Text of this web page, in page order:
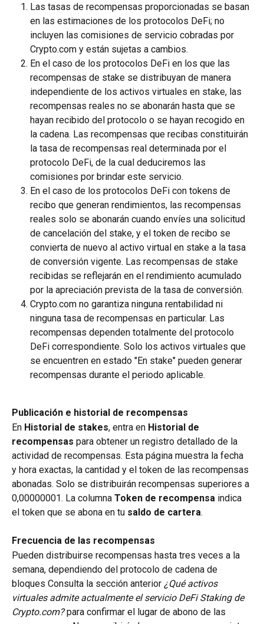
Las tasas de recompensas proporcionadas se basan
en las estimaciones de los protocolos DeFi; no
incluyen las comisiones de servicio cobradas por
Crypto.com y están sujetas a cambios.
En el caso de los protocolos DeFi en los que las
recompensas de stake se distribuyan de manera
independiente de los activos virtuales en stake, las
recompensas reales no se abonarán hasta que se
hayan recibido del protocolo o se hayan recogido en
la cadena. Las recompensas que recibas constituirán
la tasa de recompensas real determinada por el
protocolo DeFi, de la cual deduciremos las
comisiones por brindar este servicio.
En el caso de los protocolos DeFi con tokens de
recibo que generan rendimientos, las recompensas
reales solo se abonarán cuando envíes una solicitud
de cancelación del stake, y el token de recibo se
convierta de nuevo al activo virtual en stake a la tasa
de conversión vigente. Las recompensas de stake
recibidas se reflejarán en el rendimiento acumulado
por la apreciación prevista de la tasa de conversión.
Crypto.com no garantiza ninguna rentabilidad ni
ninguna tasa de recompensas en particular. Las
recompensas dependen totalmente del protocolo
DeFi correspondiente. Solo los activos virtuales que
se encuentren en estado "En stake" pueden generar
recompensas durante el periodo aplicable.
Publicación e historial de recompensas
En Historial de stakes, entra en Historial de
recompensas para obtener un registro detallado de la
actividad de recompensas. Esta página muestra la fecha
y hora exactas, la cantidad y el token de las recompensas
abonadas. Solo se distribuirán recompensas superiores a
0,00000001. La columna Token de recompensa indica
el token que se abona en tu saldo de cartera.
Frecuencia de las recompensas
Pueden distribuirse recompensas hasta tres veces a la
semana, dependiendo del protocolo de cadena de
bloques Consulta la sección anterior ¿Qué activos
virtuales admite actualmente el servicio DeFi Staking de
Crypto.com? para confirmar el lugar de abono de las